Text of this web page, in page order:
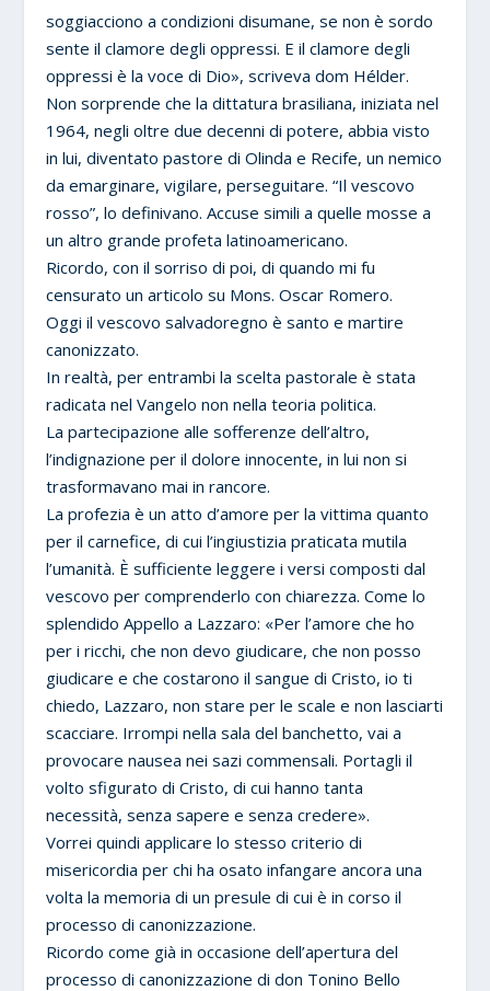
soggiacciono a condizioni disumane, se non è sordo
sente il clamore degli oppressi. E il clamore degli
oppressi è la voce di Dio», scriveva dom Hélder.
Non sorprende che la dittatura brasiliana, iniziata nel
1964, negli oltre due decenni di potere, abbia visto
in lui, diventato pastore di Olinda e Recife, un nemico
da emarginare, vigilare, perseguitare. “Il vescovo
rosso”, lo definivano. Accuse simili a quelle mosse a
un altro grande profeta latinoamericano.
Ricordo, con il sorriso di poi, di quando mi fu
censurato un articolo su Mons. Oscar Romero.
Oggi il vescovo salvadoregno è santo e martire
canonizzato.
In realtà, per entrambi la scelta pastorale è stata
radicata nel Vangelo non nella teoria politica.
La partecipazione alle sofferenze dell’altro,
l’indignazione per il dolore innocente, in lui non si
trasformavano mai in rancore.
La profezia è un atto d’amore per la vittima quanto
per il carnefice, di cui l’ingiustizia praticata mutila
l’umanità. È sufficiente leggere i versi composti dal
vescovo per comprenderlo con chiarezza. Come lo
splendido Appello a Lazzaro: «Per l’amore che ho
per i ricchi, che non devo giudicare, che non posso
giudicare e che costarono il sangue di Cristo, io ti
chiedo, Lazzaro, non stare per le scale e non lasciarti
scacciare. Irrompi nella sala del banchetto, vai a
provocare nausea nei sazi commensali. Portagli il
volto sfigurato di Cristo, di cui hanno tanta
necessità, senza sapere e senza credere».
Vorrei quindi applicare lo stesso criterio di
misericordia per chi ha osato infangare ancora una
volta la memoria di un presule di cui è in corso il
processo di canonizzazione.
Ricordo come già in occasione dell’apertura del
processo di canonizzazione di don Tonino Bello